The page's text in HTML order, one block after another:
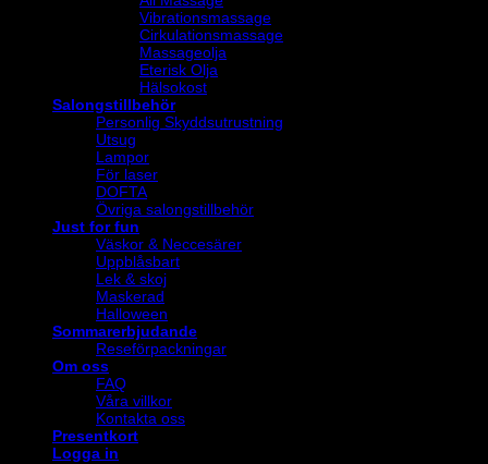
Vibrationsmassage
Cirkulationsmassage
Massageolja
Eterisk Olja
Hälsokost
Salongstillbehör
Personlig Skyddsutrustning
Utsug
Lampor
För laser
DOFTA
Övriga salongstillbehör
Just for fun
Väskor & Neccesärer
Uppblåsbart
Lek & skoj
Maskerad
Halloween
Sommarerbjudande
Reseförpackningar
Om oss
FAQ
Våra villkor
Kontakta oss
Presentkort
Logga in